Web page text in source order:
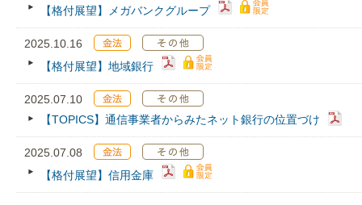
【格付展望】メガバンクグループ
2025.10.16
【格付展望】地域銀行
2025.07.10
【TOPICS】通信事業者からみたネット銀行の位置づけ
2025.07.08
【格付展望】信用金庫